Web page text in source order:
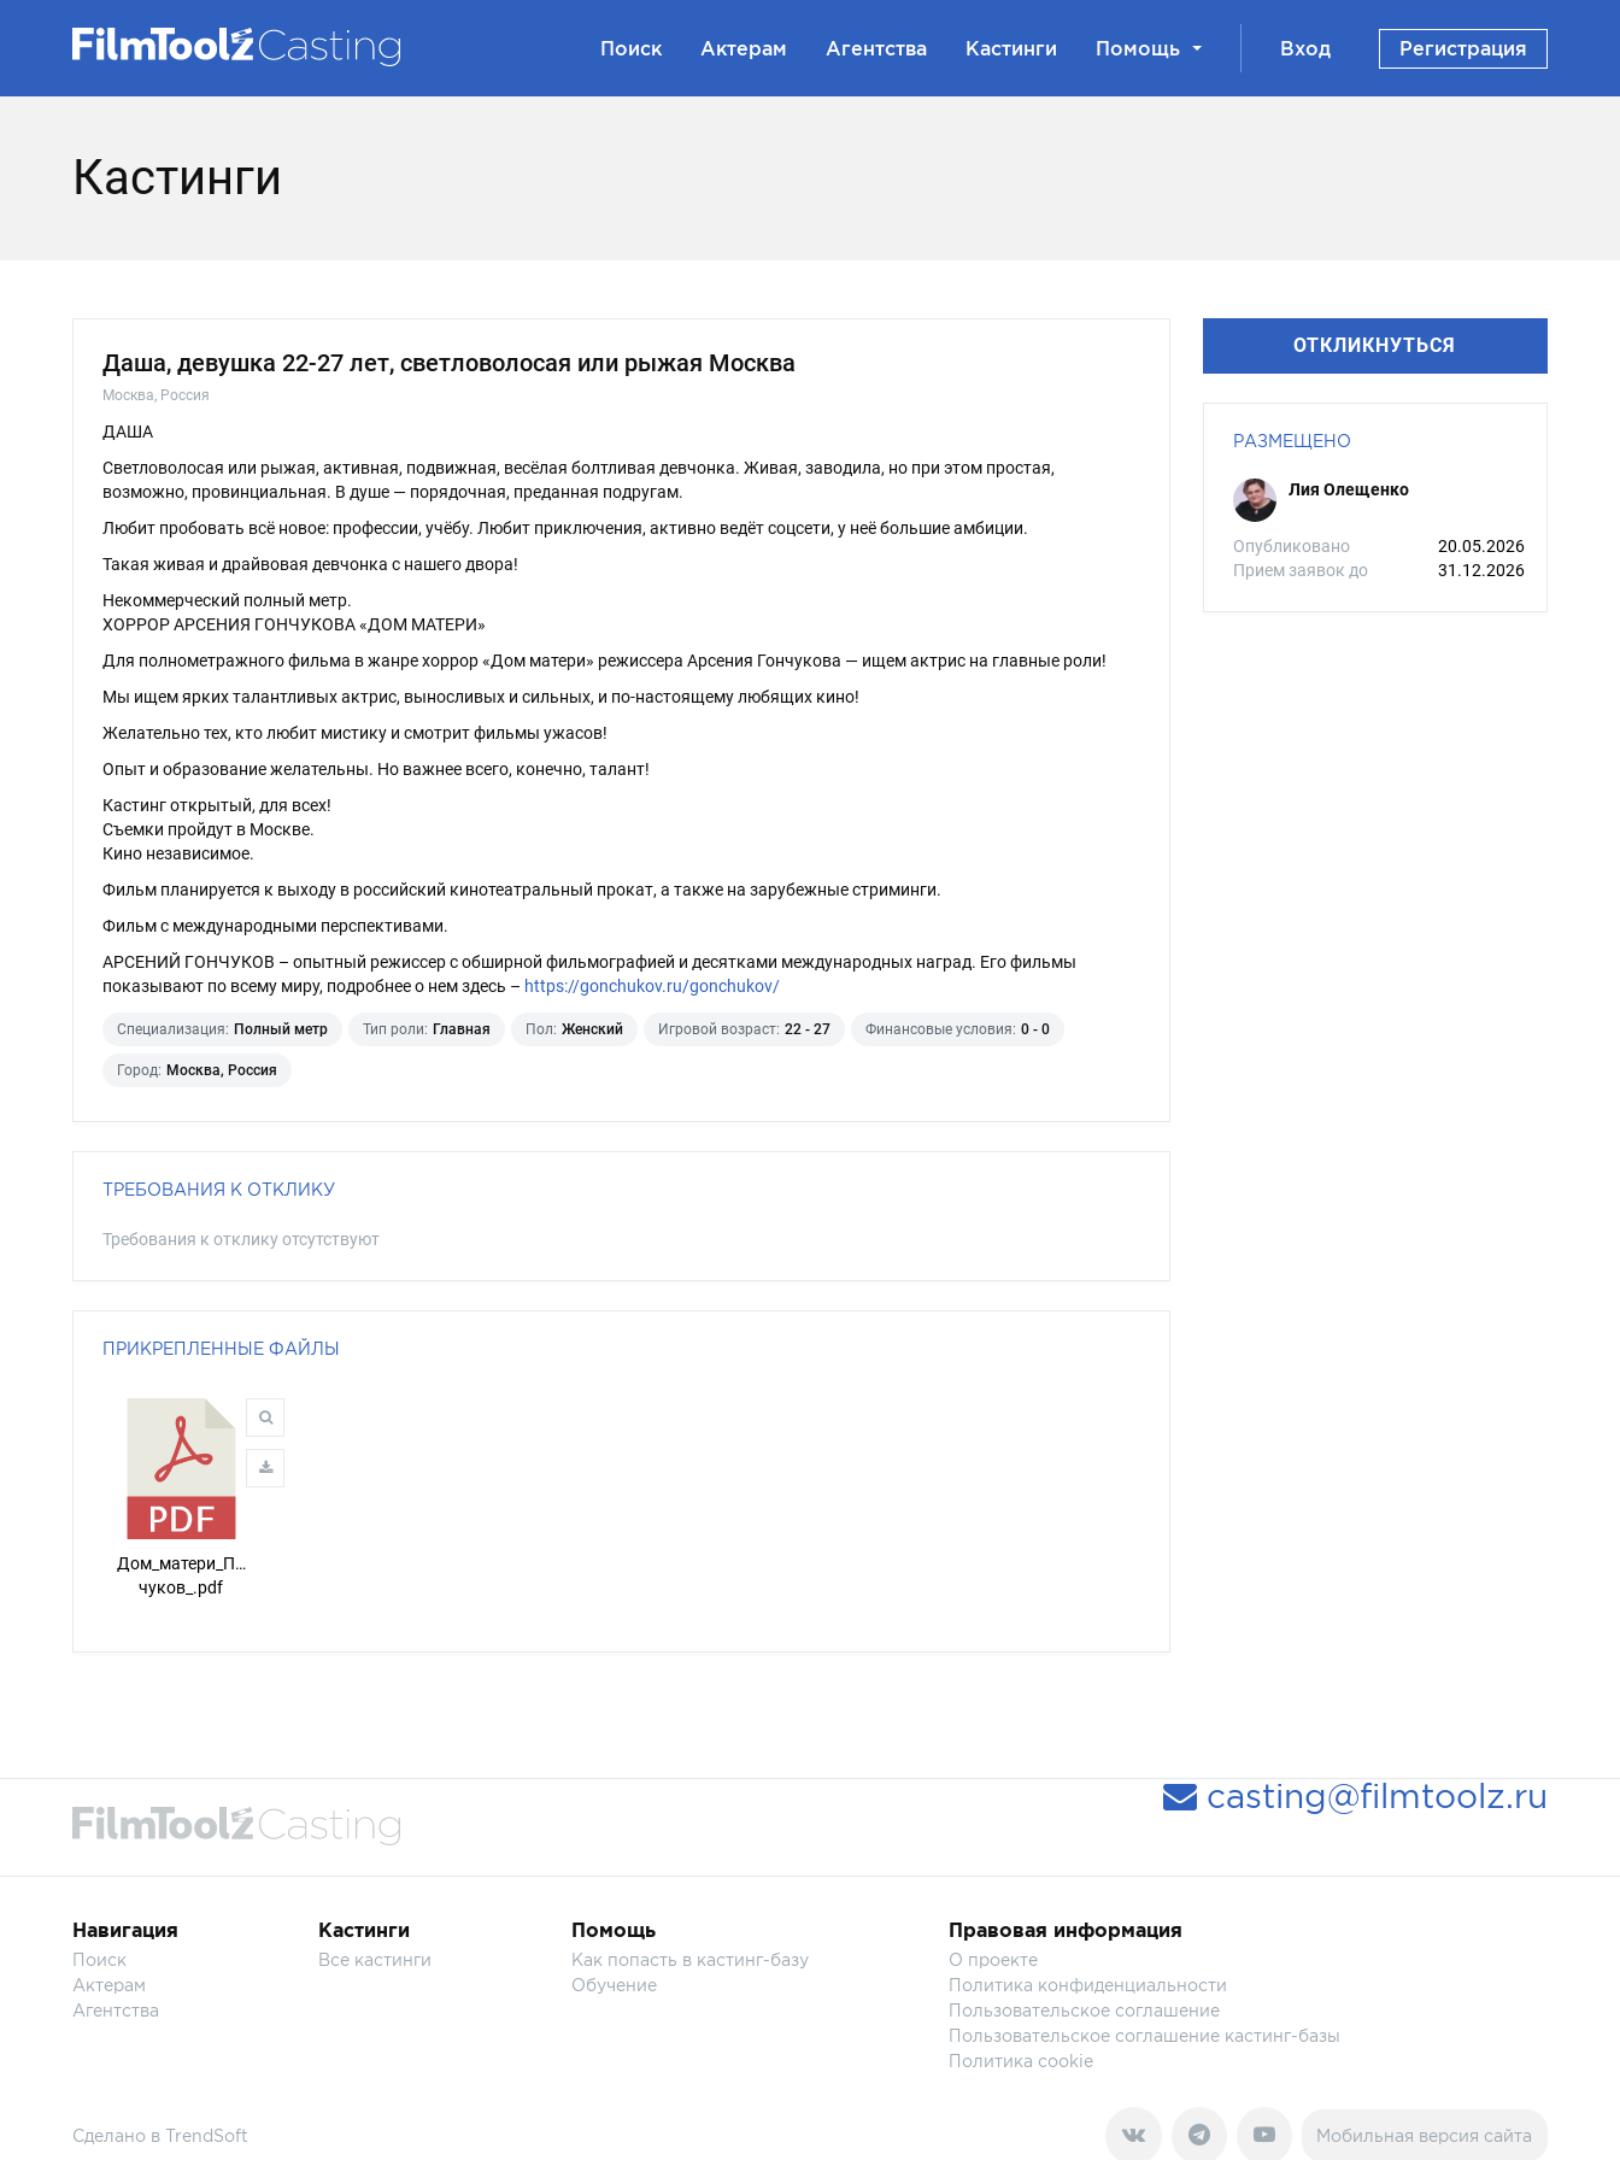
Поиск Актерам Агентства Кастинги Помощь Вход Регистрация
Кастинги
Даша, девушка 22-27 лет, светловолосая или рыжая Москва
Москва, Россия
ДАША
Светловолосая или рыжая, активная, подвижная, весёлая болтливая девчонка. Живая, заводила, но при этом простая,
возможно, провинциальная. В душе — порядочная, преданная подругам.
Любит пробовать всё новое: профессии, учёбу. Любит приключения, активно ведёт соцсети, у неё большие амбиции.
Такая живая и драйвовая девчонка с нашего двора!
Некоммерческий полный метр.
ХОРРОР АРСЕНИЯ ГОНЧУКОВА «ДОМ МАТЕРИ»
Для полнометражного фильма в жанре хоррор «Дом матери» режиссера Арсения Гончукова — ищем актрис на главные роли!
Мы ищем ярких талантливых актрис, выносливых и сильных, и по-настоящему любящих кино!
Желательно тех, кто любит мистику и смотрит фильмы ужасов!
Опыт и образование желательны. Но важнее всего, конечно, талант!
Кастинг открытый, для всех!
Съемки пройдут в Москве.
Кино независимое.
Фильм планируется к выходу в российский кинотеатральный прокат, а также на зарубежные стриминги.
Фильм с международными перспективами.
АРСЕНИЙ ГОНЧУКОВ – опытный режиссер с обширной фильмографией и десятками международных наград. Его фильмы
показывают по всему миру, подробнее о нем здесь – https://gonchukov.ru/gonchukov/
Специализация: Полный метр Тип роли: Главная Пол: Женский Игровой возраст: 22 - 27 Финансовые условия: 0 - 0
Город: Москва, Россия
ТРЕБОВАНИЯ К ОТКЛИКУ
Требования к отклику отсутствуют
ПРИКРЕПЛЕННЫЕ ФАЙЛЫ
Дом_матери_П…
чуков_.pdf
ОТКЛИКНУТЬСЯ
РАЗМЕЩЕНО
Лия Олещенко
Опубликовано
20.05.2026
Прием заявок до
31.12.2026
casting@filmtoolz.ru
Навигация
Поиск
Актерам
Агентства
Кастинги
Все кастинги
Помощь
Как попасть в кастинг-базу
Обучение
Правовая информация
О проекте
Политика конфиденциальности
Пользовательское соглашение
Пользовательское соглашение кастинг-базы
Политика cookie
Сделано в TrendSoft Мобильная версия сайта